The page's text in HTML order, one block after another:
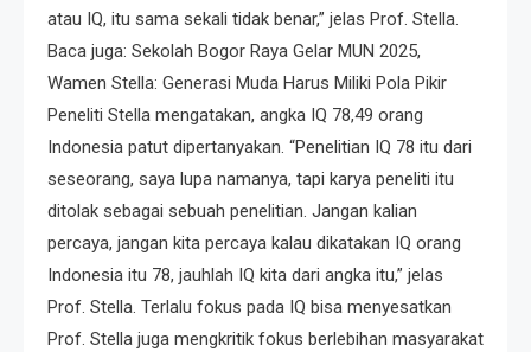
atau IQ, itu sama sekali tidak benar,” jelas Prof. Stella.
Baca juga: Sekolah Bogor Raya Gelar MUN 2025,
Wamen Stella: Generasi Muda Harus Miliki Pola Pikir
Peneliti Stella mengatakan, angka IQ 78,49 orang
Indonesia patut dipertanyakan. “Penelitian IQ 78 itu dari
seseorang, saya lupa namanya, tapi karya peneliti itu
ditolak sebagai sebuah penelitian. Jangan kalian
percaya, jangan kita percaya kalau dikatakan IQ orang
Indonesia itu 78, jauhlah IQ kita dari angka itu,” jelas
Prof. Stella. Terlalu fokus pada IQ bisa menyesatkan
Prof. Stella juga mengkritik fokus berlebihan masyarakat